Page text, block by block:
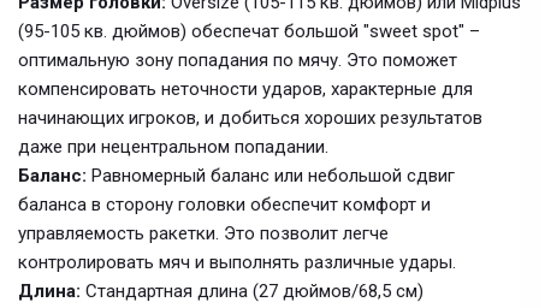
(95-105 кв. дюймов) обеспечат большой "sweet spot" –
оптимальную зону попадания по мячу. Это поможет
компенсировать неточности ударов, характерные для
начинающих игроков, и добиться хороших результатов
даже при нецентральном попадании.
Баланс: Равномерный баланс или небольшой сдвиг
баланса в сторону головки обеспечит комфорт и
управляемость ракетки. Это позволит легче
контролировать мяч и выполнять различные удары.
Длина: Стандартная длина (27 дюймов/68,5 см)